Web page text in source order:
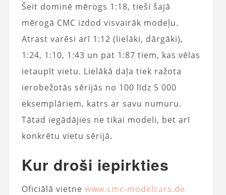
Šeit dominē mērogs 1:18, tieši šajā
mērogā CMC izdod visvairāk modeļu.
Atrast varēsi arī 1:12 (lielāki, dārgāki),
1:24, 1:10, 1:43 un pat 1:87 tiem, kas vēlas
ietaupīt vietu. Lielākā daļa tiek ražota
ierobežotās sērijās no 100 līdz 5 000
eksemplāriem, katrs ar savu numuru.
Tātad iegādājies ne tikai modeli, bet arī
konkrētu vietu sērijā.
Kur droši iepirkties
Oficiālā vietne www.cmc-modelcars.de